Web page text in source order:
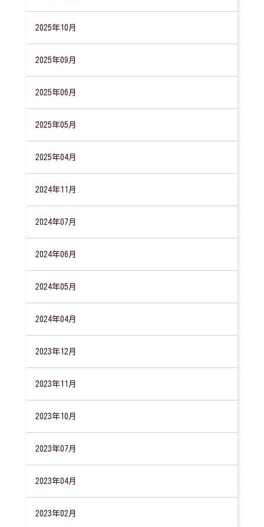
2025年10月
2025年09月
2025年06月
2025年05月
2025年04月
2024年11月
2024年07月
2024年06月
2024年05月
2024年04月
2023年12月
2023年11月
2023年10月
2023年07月
2023年04月
2023年02月